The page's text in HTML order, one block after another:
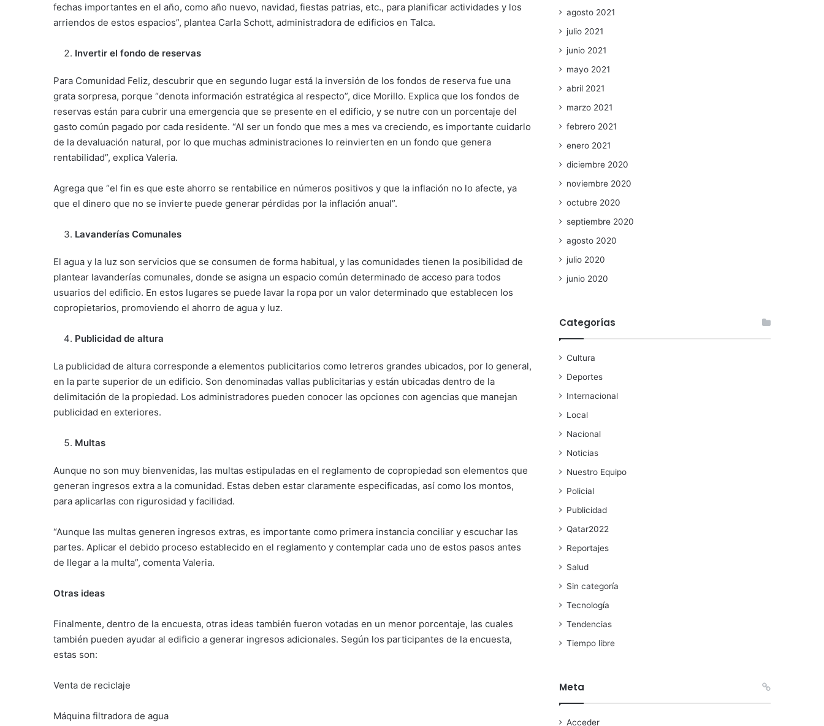
fechas importantes en el año, como año nuevo, navidad, fiestas patrias, etc., para planificar actividades y los
arriendos de estos espacios”, plantea Carla Schott, administradora de edificios en Talca.
Invertir el fondo de reservas
Para Comunidad Feliz, descubrir que en segundo lugar está la inversión de los fondos de reserva fue una
grata sorpresa, porque “denota información estratégica al respecto”, dice Morillo. Explica que los fondos de
reservas están para cubrir una emergencia que se presente en el edificio, y se nutre con un porcentaje del
gasto común pagado por cada residente. “Al ser un fondo que mes a mes va creciendo, es importante cuidarlo
de la devaluación natural, por lo que muchas administraciones lo reinvierten en un fondo que genera
rentabilidad”, explica Valeria.
Agrega que “el fin es que este ahorro se rentabilice en números positivos y que la inflación no lo afecte, ya
que el dinero que no se invierte puede generar pérdidas por la inflación anual”.
Lavanderías Comunales
El agua y la luz son servicios que se consumen de forma habitual, y las comunidades tienen la posibilidad de
plantear lavanderías comunales, donde se asigna un espacio común determinado de acceso para todos
usuarios del edificio. En estos lugares se puede lavar la ropa por un valor determinado que establecen los
copropietarios, promoviendo el ahorro de agua y luz.
Publicidad de altura
La publicidad de altura corresponde a elementos publicitarios como letreros grandes ubicados, por lo general,
en la parte superior de un edificio. Son denominadas vallas publicitarias y están ubicadas dentro de la
delimitación de la propiedad. Los administradores pueden conocer las opciones con agencias que manejan
publicidad en exteriores.
Multas
Aunque no son muy bienvenidas, las multas estipuladas en el reglamento de copropiedad son elementos que
generan ingresos extra a la comunidad. Estas deben estar claramente especificadas, así como los montos,
para aplicarlas con rigurosidad y facilidad.
“Aunque las multas generen ingresos extras, es importante como primera instancia conciliar y escuchar las
partes. Aplicar el debido proceso establecido en el reglamento y contemplar cada uno de estos pasos antes
de llegar a la multa”, comenta Valeria.
Otras ideas
Finalmente, dentro de la encuesta, otras ideas también fueron votadas en un menor porcentaje, las cuales
también pueden ayudar al edificio a generar ingresos adicionales. Según los participantes de la encuesta,
estas son:
Venta de reciclaje
Máquina filtradora de agua
agosto 2021
julio 2021
junio 2021
mayo 2021
abril 2021
marzo 2021
febrero 2021
enero 2021
diciembre 2020
noviembre 2020
octubre 2020
septiembre 2020
agosto 2020
julio 2020
junio 2020
Categorías
Cultura
Deportes
Internacional
Local
Nacional
Noticias
Nuestro Equipo
Policial
Publicidad
Qatar2022
Reportajes
Salud
Sin categoría
Tecnología
Tendencias
Tiempo libre
Meta
Acceder